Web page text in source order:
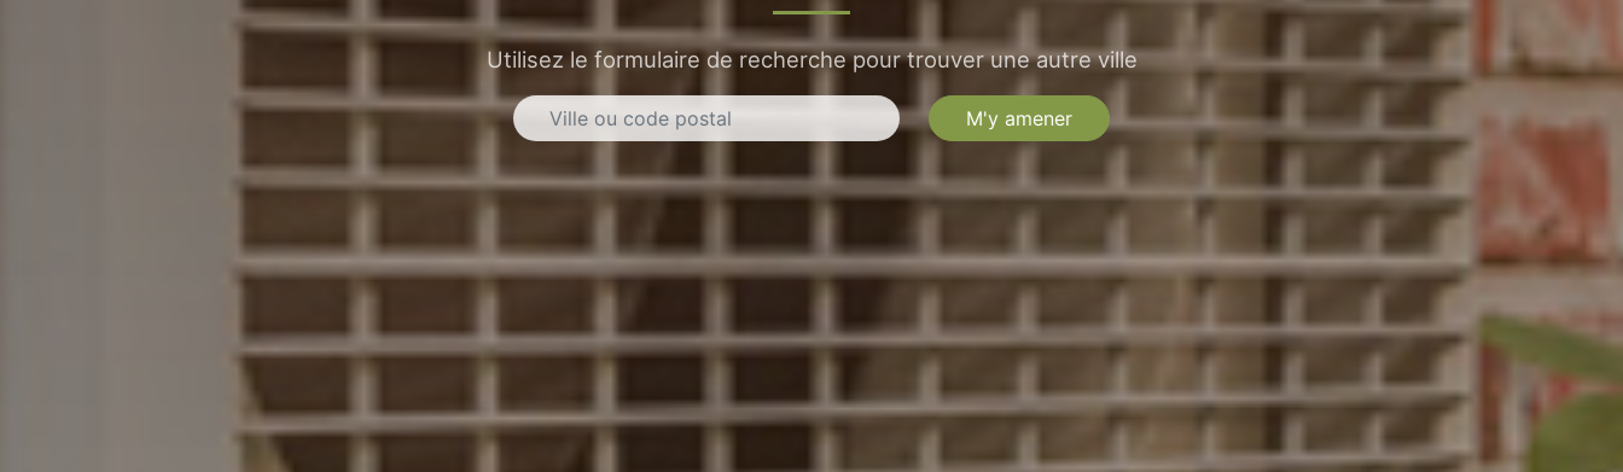
Utilisez le formulaire de recherche pour trouver une autre ville
M'y amener